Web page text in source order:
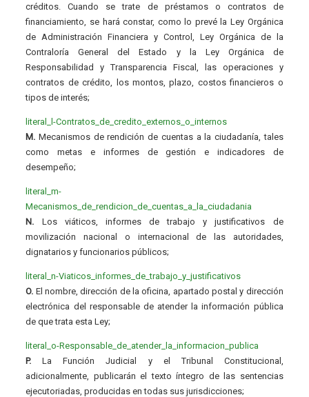
créditos. Cuando se trate de préstamos o contratos de
financiamiento, se hará constar, como lo prevé la Ley Orgánica
de Administración Financiera y Control, Ley Orgánica de la
Contraloría General del Estado y la Ley Orgánica de
Responsabilidad y Transparencia Fiscal, las operaciones y
contratos de crédito, los montos, plazo, costos financieros o
tipos de interés;
literal_l-Contratos_de_credito_externos_o_internos
M. Mecanismos de rendición de cuentas a la ciudadanía, tales
como metas e informes de gestión e indicadores de
desempeño;
literal_m-
Mecanismos_de_rendicion_de_cuentas_a_la_ciudadania
N. Los viáticos, informes de trabajo y justificativos de
movilización nacional o internacional de las autoridades,
dignatarios y funcionarios públicos;
literal_n-Viaticos_informes_de_trabajo_y_justificativos
O. El nombre, dirección de la oficina, apartado postal y dirección
electrónica del responsable de atender la información pública
de que trata esta Ley;
literal_o-Responsable_de_atender_la_informacion_publica
P. La Función Judicial y el Tribunal Constitucional,
adicionalmente, publicarán el texto íntegro de las sentencias
ejecutoriadas, producidas en todas sus jurisdicciones;